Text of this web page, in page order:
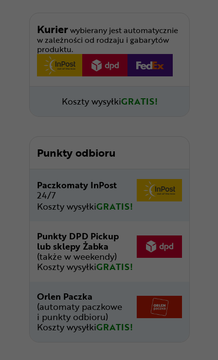
Kurierwybierany jest automatycznie
w zależności od rodzaju i gabarytów
produktu.
Koszty wysyłkiGRATIS!
Punkty odbioru
Paczkomaty InPost
24/7
Koszty wysyłkiGRATIS!
Punkty DPD Pickup
lub sklepy Żabka
(także w weekendy)
Koszty wysyłkiGRATIS!
Orlen Paczka
(automaty paczkowe
i punkty odbioru)
Koszty wysyłkiGRATIS!